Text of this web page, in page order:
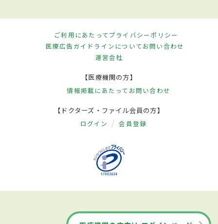
ご利用にあたってプライバシーポリシー
医療広告ガイドラインについてお問い合わせ
運営会社
【医療機関の方】
情報掲載にあたって お問い合わせ
【ドクターズ・ファイル会員の方】
ログイン 会員登録